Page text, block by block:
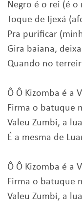
Negro é o rei (é o
Toque de Ijexá
Pra purificar
Gira baiana,
Quando no
Ô Ô Kizomba é a
Firma o batuque
Valeu Zumbi, a
É a mesma de
Ô Ô Kizomba é a
Firma o batuque
Valeu Zumbi, a